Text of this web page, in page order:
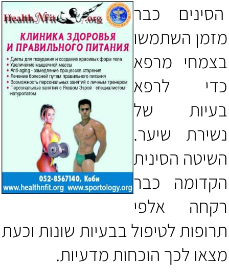
המושלם.
הסינים כבר
מזמן השתמשו
בצמחי מרפא
כדי לרפא
בעיות של
נשירת שיער.
השיטה הסינית
הקדומה כבר
רקחה אלפי
תרופות לטיפול בבעיות שונות וכעת
מצאו לכך הוכחות מדעיות.